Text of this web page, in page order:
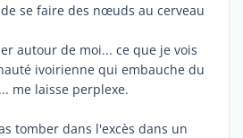
se faire des nœuds au cerveau
autour de moi... ce que je vois
ivoirienne qui embauche du
me laisse perplexe.
tomber dans l'excès dans un